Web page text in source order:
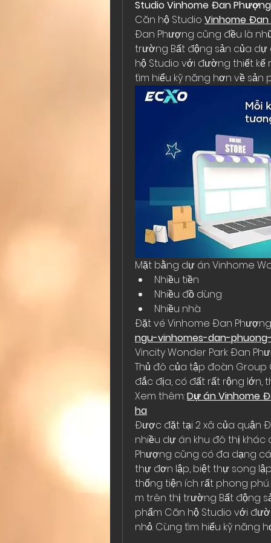
Studio Vinhome Đan Phượng
Căn hộ Studio Vinhome
Đan Phượng cũng đều là
trường Bất động sản của dự
hộ Studio với đường thiết
tìm hiểu kỹ năng hơn về sản
Mặt bằng dự án Vinhome
Nhiều tiền
Nhiều đồ dùng
Nhiều nhà
Đặt vé Vinhome Đan
ngu-vinhomes-dan-
Vincity Wonder Park Đan
Thủ đô của tập đoàn Group
đắc địa, có đất rất rộng lớn,
Xem thêm: Dự án Vinhome
ha
Được đặt tại 2 xã của quận
nhiều dự án khu đô thị khác
Phượng cũng có đa dạng
thự đơn lập, biệt thự song
thống tiện ích rất phong phú.
m trên thị trường Bất động
phẩm Căn hộ Studio với
nhỏ. Cùng tìm hiểu kỹ năng